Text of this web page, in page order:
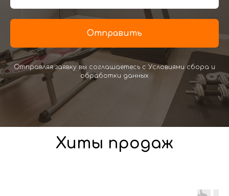
Отправить
Отправляя заявку вы соглашаетесь с Условиями сбора и
обработки данных
Хиты продаж